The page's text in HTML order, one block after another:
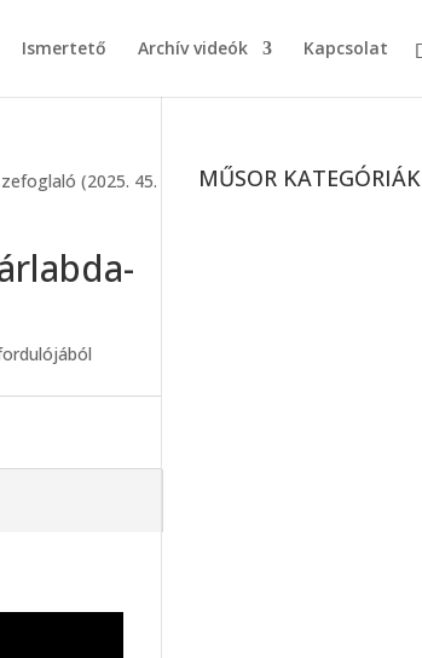
Ismertető Archív videók Kapcsolat
(2025. 45.
MŰSOR KATEGÓRIÁK